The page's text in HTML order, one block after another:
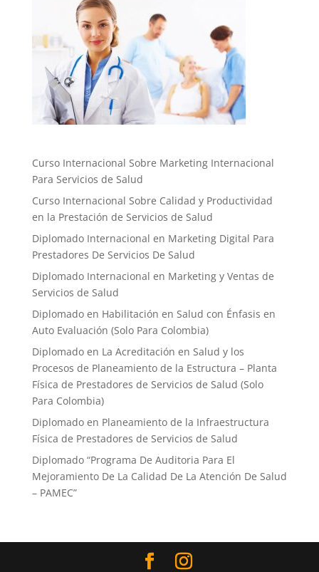
Curso Internacional Sobre Marketing Internacional
Para Servicios de Salud
Curso Internacional Sobre Calidad y Productividad
en la Prestación de Servicios de Salud
Diplomado Internacional en Marketing Digital Para
Prestadores De Servicios De Salud
Diplomado Internacional en Marketing y Ventas de
Servicios de Salud
Diplomado en Habilitación en Salud con Énfasis en
Auto Evaluación ​(Solo Para Colombia)
Diplomado en La Acreditación en Salud y los
Procesos de Planeamiento de la Estructura – Planta
Física de Prestadores de Servicios de Salud (Solo
Para Colombia)
Diplomado en Planeamiento de la Infraestructura
Física de Prestadores de Servicios de Salud
Diplomado “Programa De Auditoria Para El
Mejoramiento ​De La Calidad De La Atención De Salud
– PAMEC”